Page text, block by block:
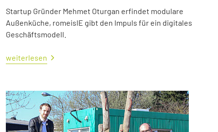
Startup Gründer Mehmet Oturgan erfindet modulare
Außenküche, romeisIE gibt den Impuls für ein digitales
Geschäftsmodell.
weiterlesen